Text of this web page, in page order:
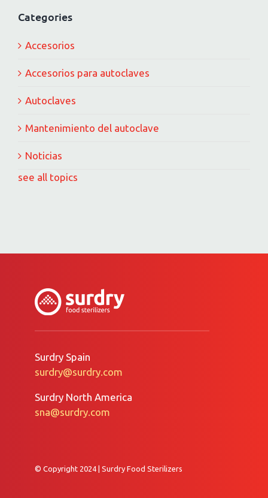
Categories
Accesorios
Accesorios para autoclaves
Autoclaves
Mantenimiento del autoclave
Noticias
see all topics
Surdry Spain
surdry@surdry.com
Surdry North America
sna@surdry.com
© Copyright 2024 | Surdry Food Sterilizers